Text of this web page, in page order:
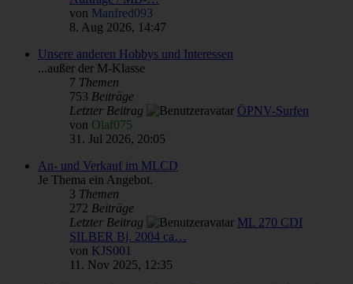
von Manfred093
8. Aug 2026, 14:47
Unsere anderen Hobbys und Interessen
...außer der M-Klasse
7 Themen
753 Beiträge
Letzter Beitrag
ÖPNV-Surfen
von Olaf075
31. Jul 2026, 20:05
An- und Verkauf im MLCD
Je Thema ein Angebot.
3 Themen
272 Beiträge
Letzter Beitrag
ML 270 CDI
SILBER Bj. 2004 ca…
von KJS001
11. Nov 2025, 12:35